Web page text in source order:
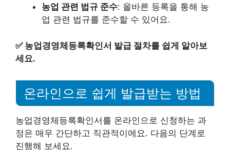
농업 관련 법규 준수: 올바른 등록을 통해 농
업 관련 법규를 준수할 수 있어요.
✅ 농업경영체등록확인서 발급 절차를 쉽게 알아보
세요.
온라인으로 쉽게 발급받는 방법
농업경영체등록확인서를 온라인으로 신청하는 과
정은 매우 간단하고 직관적이에요. 다음의 단계로
진행해 보세요.